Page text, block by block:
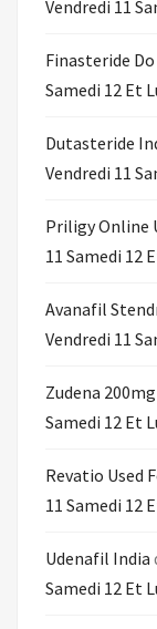
Vendredi 11
Finasteride Do
Samedi 12 Et
Dutasteride
Vendredi 11
Priligy Online
11 Samedi 12
Avanafil
Vendredi 11
Zudena 200mg
Samedi 12 Et
Revatio Used
11 Samedi 12
Udenafil India
Samedi 12 Et